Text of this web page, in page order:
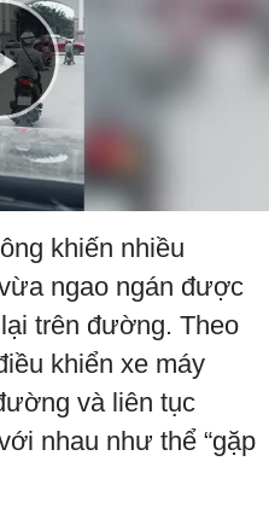
Play
Video
khiến nhiều
ngao ngán được
trên đường. Theo
khiển xe máy
và liên tục
nhau như thể “gặp